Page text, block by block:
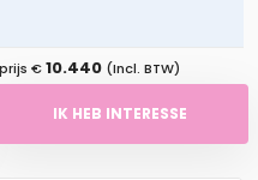
€10.440 (Incl. BTW)
IK HEB INTERESSE